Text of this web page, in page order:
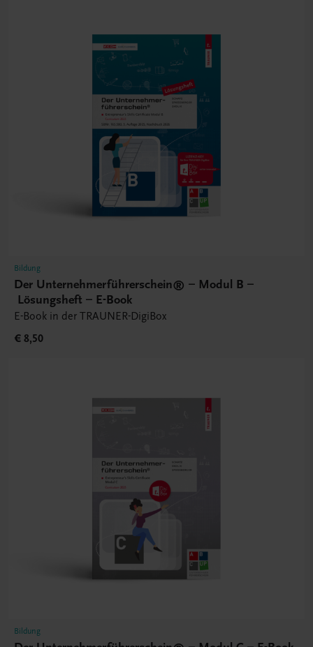
Bildung
Der Unternehmerführerschein® – Modul B –
Lösungsheft – E-Book
E-Book in der TRAUNER-DigiBox
€ 8,50
Bildung